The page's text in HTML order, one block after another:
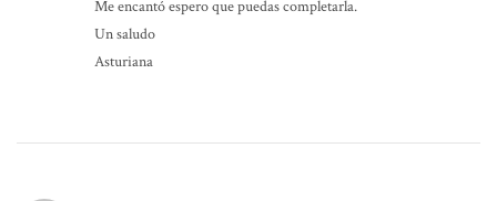
Me encantó espero que puedas completarla.
Un saludo
Asturiana